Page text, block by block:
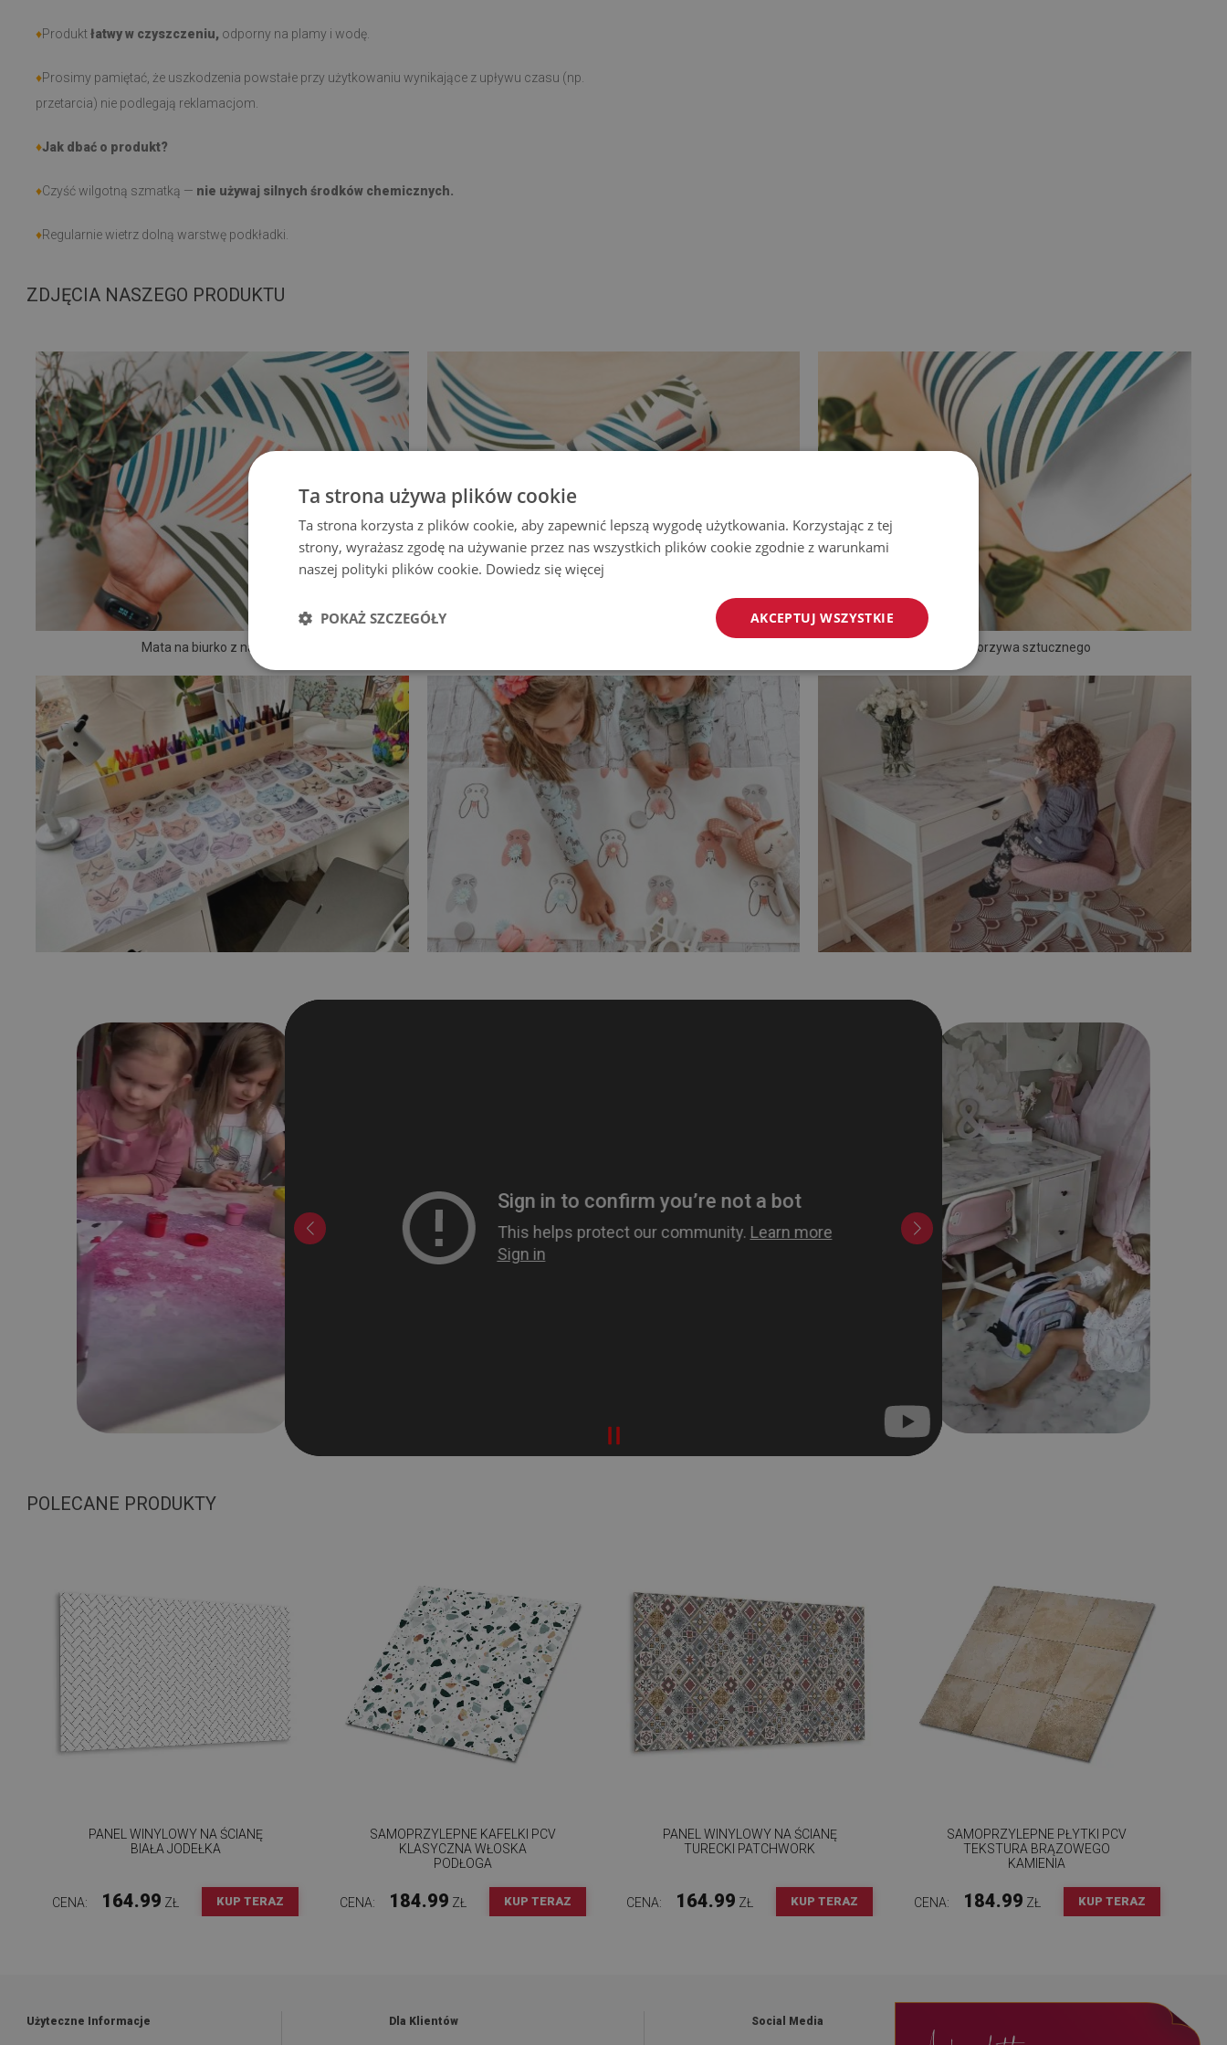
♦Produktłatwy w czyszczeniu, odporny na plamy i wodę.
♦Prosimy pamiętać, że uszkodzenia powstałe przy użytkowaniu wynikające z upływu czasu (np.
przetarcia) nie podlegają reklamacjom.
♦Jak dbać o produkt?
♦Czyść wilgotną szmatką — nie używaj silnych środków chemicznych.
♦Regularnie wietrz dolną warstwę podkładki.
ZDJĘCIA NASZEGO PRODUKTU
Mata na biurko z nadrukiem Mata z tworzywa sztucznego
POLECANE PRODUKTY
PANEL WINYLOWY NA ŚCIANĘ
BIAŁA JODEŁKA
CENA: 164.99 ZŁ KUP TERAZ
SAMOPRZYLEPNE KAFELKI PCV
KLASYCZNA WŁOSKA
PODŁOGA
CENA: 184.99 ZŁ KUP TERAZ
PANEL WINYLOWY NA ŚCIANĘ
TURECKI PATCHWORK
CENA: 164.99 ZŁ KUP TERAZ
SAMOPRZYLEPNE PŁYTKI PCV
TEKSTURA BRĄZOWEGO
KAMIENIA
CENA: 184.99 ZŁ KUP TERAZ
Użyteczne Informacje Dla Klientów Social Media
Ta strona używa plików cookie
Ta strona korzysta z plików cookie, aby zapewnić lepszą wygodę użytkowania. Korzystając z tej
strony, wyrażasz zgodę na używanie przez nas wszystkich plików cookie zgodnie z warunkami
naszej polityki plików cookie. Dowiedz się więcej
AKCEPTUJ WSZYSTKIE
POKAŻ SZCZEGÓŁY